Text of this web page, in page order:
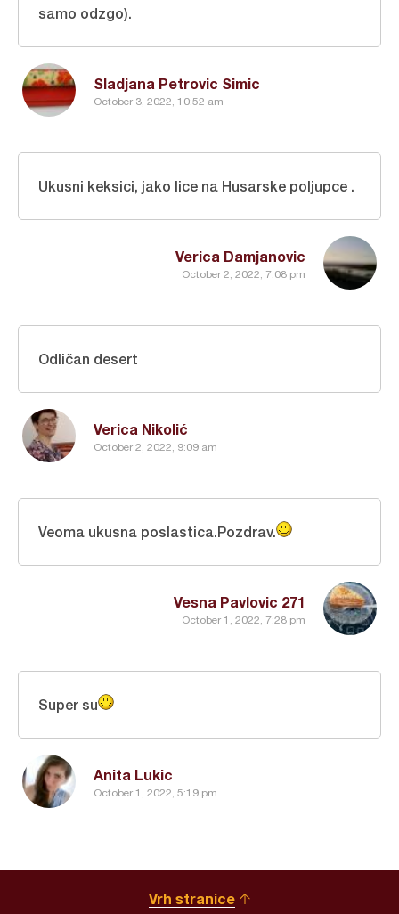
Sladjana Petrovic Simic
October 3, 2022, 10:52 am
samo odzgo).
Verica Damjanovic
October 2, 2022, 7:08 pm
Ukusni keksici, jako lice na Husarske poljupce .
Verica Nikolić
October 2, 2022, 9:09 am
Odličan desert
Vesna Pavlovic 271
October 1, 2022, 7:28 pm
Veoma ukusna poslastica.Pozdrav.
Anita Lukic
October 1, 2022, 5:19 pm
Super su
Vrh stranice